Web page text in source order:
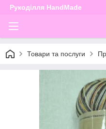
Рукоділля HandMade
Товари та послуги